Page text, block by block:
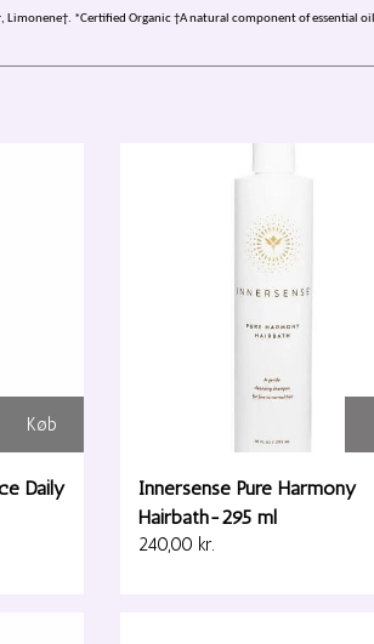
*Certified Organic †A natural component of essential
Køb
Daily
Innersense Pure Harmony
Hairbath-295 ml
240,00 kr.